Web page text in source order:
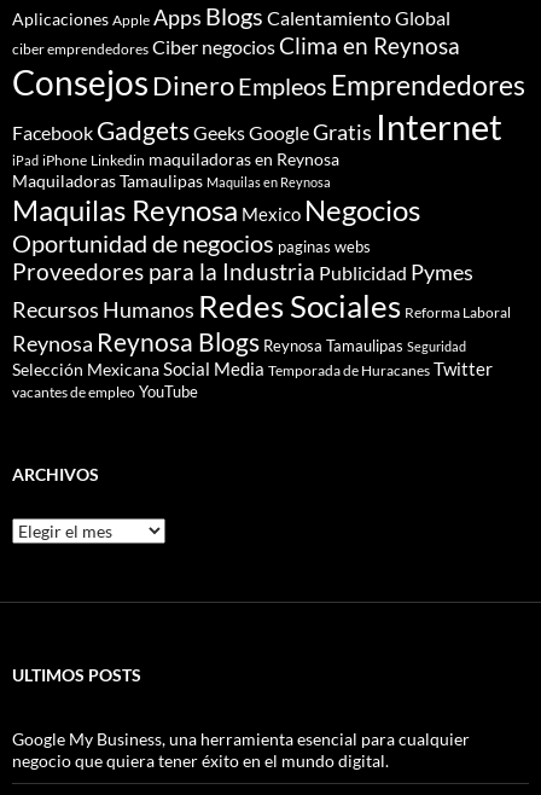
Aplicaciones Apple Apps Blogs Calentamiento Global
ciber emprendedores Ciber negociosClima en Reynosa
ConsejosDineroEmpleos Emprendedores
Facebook GadgetsGeeksGoogleGratis Internet
iPad iPhone Linkedin maquiladoras en Reynosa
Maquiladoras Tamaulipas Maquilas en Reynosa
Maquilas Reynosa Mexico Negocios
Oportunidad de negocios paginas webs
Proveedores para la Industria Publicidad Pymes
Recursos Humanos Redes Sociales Reforma Laboral
Reynosa Reynosa Blogs Reynosa Tamaulipas Seguridad
Selección MexicanaSocial Media Temporada de Huracanes Twitter
vacantes de empleo YouTube
ARCHIVOS
Archivos
ULTIMOS POSTS
Google My Business, una herramienta esencial para cualquier
negocio que quiera tener éxito en el mundo digital.